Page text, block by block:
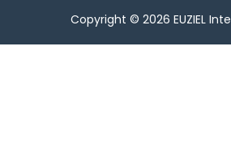
Copyright © 2026 EUZIEL